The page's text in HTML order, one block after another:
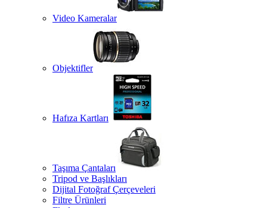
Video Kameralar
Objektifler
Hafıza Kartları
Taşıma Çantaları
Tripod ve Başlıkları
Dijital Fotoğraf Çerçeveleri
Filtre Ürünleri